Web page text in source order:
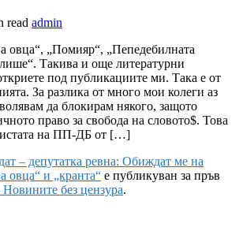
read admin
овца“, „Помияр“, „Пепедебилната
Такива и още литературни
под публикациите ми. Така е от
За разлика от много мои колеги аз
да блокирам някого, защото
право за свобода на словото$. Това
на ПП-ДБ от […]
– депутатка ревна: Обиждат ме на
овца“ и „кранта“ е публикуван за пръв
без цензура.